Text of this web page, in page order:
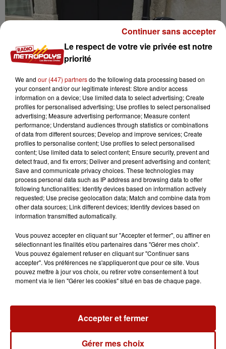
10h51
Casque obligatoire pour les trottinettes
électriques : Le Touquet y...
Le respect de votre vie privée est notre
priorité
We and our (447) partnersdo the following data processing based on
your consent and/or our legitimate interest: Store and/or access
information on a device; Use limited data to select advertising; Create
profiles for personalised advertising; Use profiles to select personalised
advertising; Measure advertising performance; Measure content
performance; Understand audiences through statistics or combinations
of data from different sources; Develop and improve services; Create
profiles to personalise content; Use profiles to select personalised
content; Use limited data to select content; Ensure security, prevent and
detect fraud, and fix errors; Deliver and present advertising and content;
Save and communicate privacy choices. These technologies may
process personal data such as IP address and browsing data to offer
following functionalities: Identify devices based on information actively
requested; Use precise geolocation data; Match and combine data from
other data sources; Link different devices; Identify devices based on
information transmitted automatically.
Vous pouvez accepter en cliquant sur "Accepter et fermer", ou affiner en
sélectionnant les finalités et/ou partenaires dans "Gérer mes choix".
Vous pouvez également refuser en cliquant sur "Continuer sans
accepter". Vos préférences ne s'appliqueront que pour ce site. Vous
pouvez mettre à jour vos choix, ou retirer votre consentement à tout
moment via le lien "Gérer les cookies" situé en bas de chaque page.
Gérer mes choix
Accepter et fermer
Continuer sans accepter